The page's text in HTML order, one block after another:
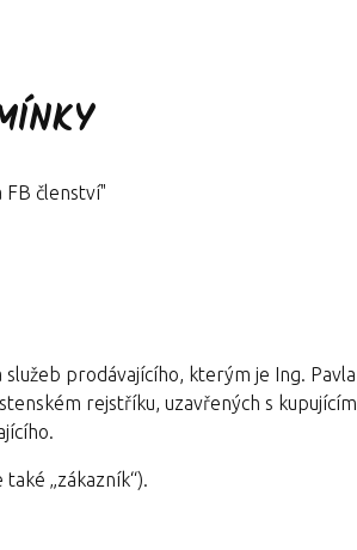
členství"
prodávajícího, kterým je Ing. Pavla
rejstříku, uzavřených s kupujícím
„zákazník“).